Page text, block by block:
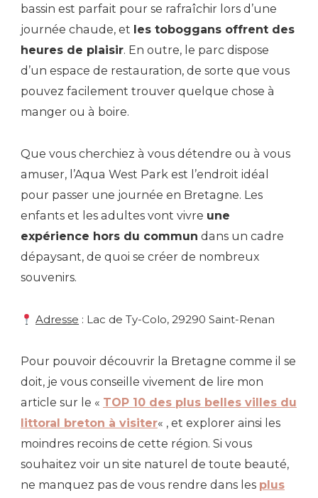
bassin est parfait pour se rafraîchir lors d’une
journée chaude, et les toboggans offrent des
heures de plaisir. En outre, le parc dispose
d’un espace de restauration, de sorte que vous
pouvez facilement trouver quelque chose à
manger ou à boire.
Que vous cherchiez à vous détendre ou à vous
amuser, l’Aqua West Park est l’endroit idéal
pour passer une journée en Bretagne. Les
enfants et les adultes vont vivre une
expérience hors du commun dans un cadre
dépaysant, de quoi se créer de nombreux
souvenirs.
Adresse : Lac de Ty-Colo, 29290 Saint-Renan
Pour pouvoir découvrir la Bretagne comme il se
doit, je vous conseille vivement de lire mon
article sur le « TOP 10 des plus belles villes du
littoral breton à visiter« , et explorer ainsi les
moindres recoins de cette région. Si vous
souhaitez voir un site naturel de toute beauté,
ne manquez pas de vous rendre dans les plus